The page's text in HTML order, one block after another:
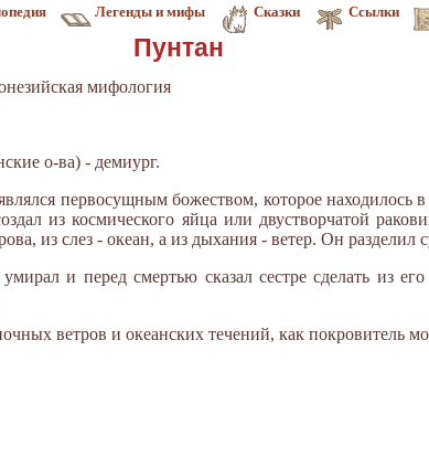
Легенды и мифы Сказки Ссылки
Пунтан
мифология
о-ва) - демиург.
первосущным божеством, которое находилось
из космического яйца или двустворчатой
из слез - океан, а из дыхания - ветер. Он разделил
и перед смертью сказал сестре сделать из
ветров и океанских течений, как покровитель